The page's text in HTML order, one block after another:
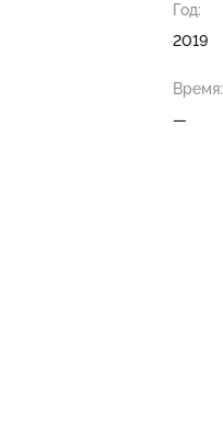
Год:
2019
Время:
—